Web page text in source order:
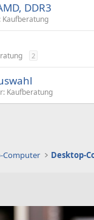
DDR3
Kaufberatung
2
Kaufberatung
Computer Desktop-